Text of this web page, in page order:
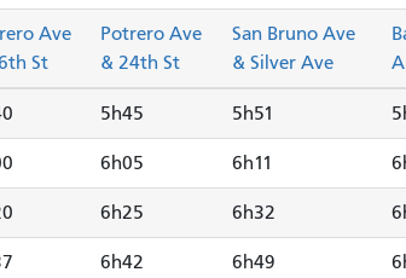
Ave
St
Potrero Ave
& 24th St
San Bruno Ave
& Silver Ave
5h45 5h51
6h05 6h11
6h25 6h32
6h42 6h49